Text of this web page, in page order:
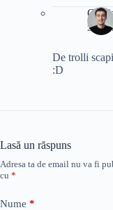
25
De trolli
:D
Lasă un răspuns
Adresa ta de email nu va fi
cu *
Nume *